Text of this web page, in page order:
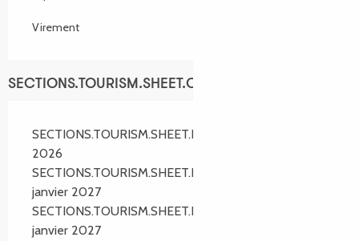
Virement
SECTIONS.TOURISM.SHEET.OPENINGS
SECTIONS.TOURISM.SHEET.PERIODS.ALL_YEAR
2026
SECTIONS.TOURISM.SHEET.PERIODS.FROM 1
janvier 2027
SECTIONS.TOURISM.SHEET.PERIODS.UNTIL 3
janvier 2027